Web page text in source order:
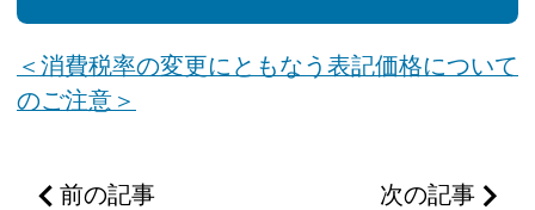
＜消費税率の変更にともなう表記価格について
のご注意＞
前の記事 次の記事